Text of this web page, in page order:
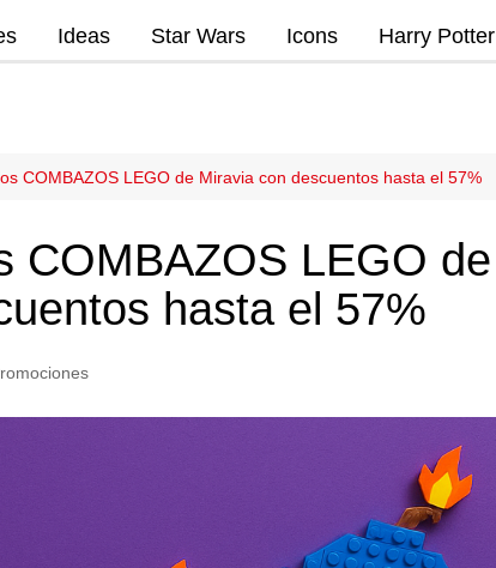
Ideas Star Wars Icons Harry Potter
COMBAZOS LEGO de Miravia con descuentos hasta el 57%
COMBAZOS LEGO de
hasta el 57%